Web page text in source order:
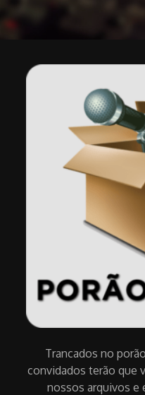
Trancados no
convidados terão que
nossos arquivos e